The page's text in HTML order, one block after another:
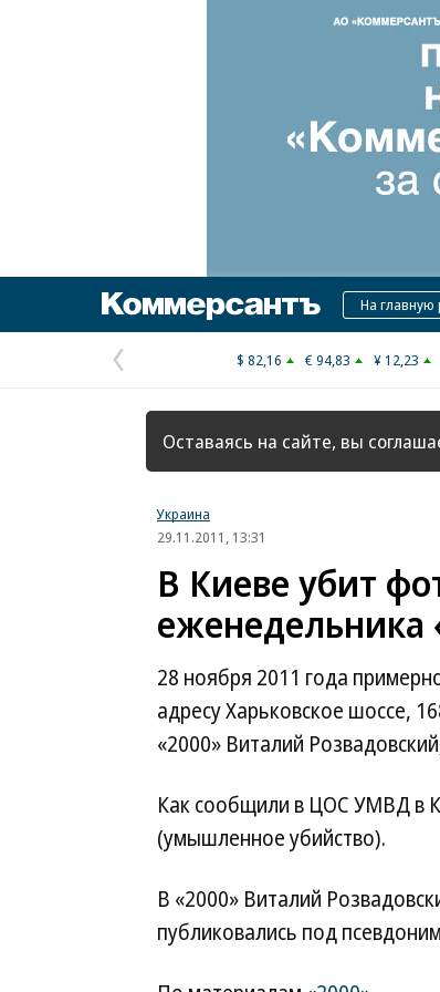
КоммерсантъНа главную
Предыдущая
страница
$ 82,16 € 94,83 ¥ 12,23
Оставаясь на сайте, вы
Украина
29.11.2011, 13:31
В Киеве убит
еженедельника
28 ноября 2011 года
адресу Харьковское шоссе,
«2000» Виталий
Как сообщили в ЦОС УМВД в
(умышленное убийство).
В «2000» Виталий
публиковались под